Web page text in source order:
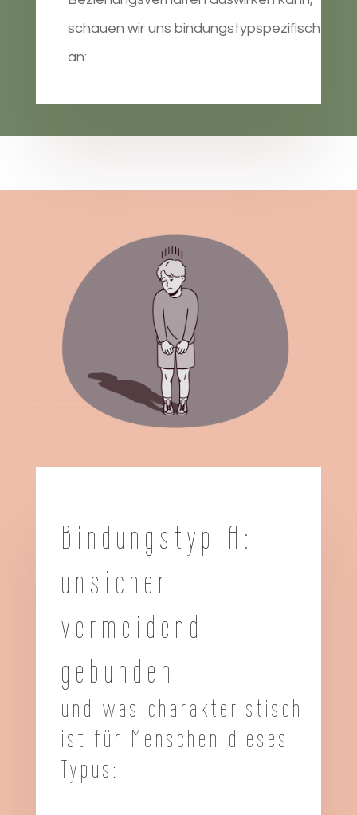
schauen wir uns bindungstypspezifisch
an:
Bindungstyp A:
unsicher
vermeidend
gebunden
und was charakteristisch
ist für Menschen dieses
Typus: